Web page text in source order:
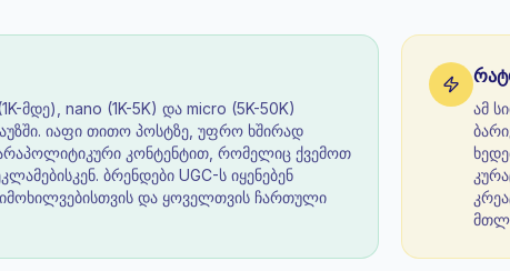
მდე), nano (1K-5K) და micro (5K-50K)
იაფი თითო პოსტზე, უფრო ხშირად
კონტენტით, რომელიც ქვემოთ
ბრენდები UGC-ს იყენებენ
და ყოველთვის ჩართული
ამ